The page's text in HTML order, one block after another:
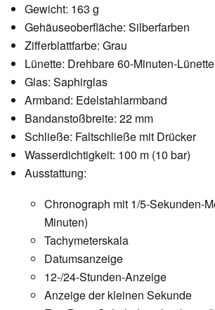
Gewicht: 163 g
Gehäuseoberfläche: Silberfarben
Zifferblattfarbe: Grau
Lünette: Drehbare 60-Minuten-Lünette
Glas: Saphirglas
Armband: Edelstahlarmband
Bandanstoßbreite: 22 mm
Schließe: Faltschließe mit Drücker
Wasserdichtigkeit: 100 m (10 bar)
Ausstattung:
Chronograph mit 1/5-Sekunden-
Minuten)
Tachymeterskala
Datumsanzeige
12-/24-Stunden-Anzeige
Anzeige der kleinen Sekunde